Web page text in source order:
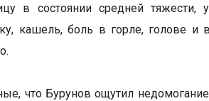
в состоянии средней тяжести,
кашель, боль в горле, голове и
что Бурунов ощутил